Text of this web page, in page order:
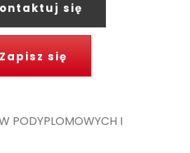
się
Zapisz się
PODYPLOMOWYCH I